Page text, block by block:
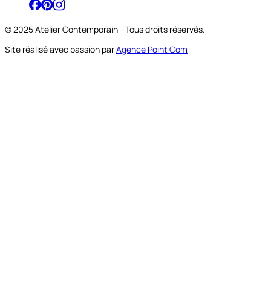
© 2025 Atelier Contemporain - Tous droits réservés.
Site réalisé avec passion parAgence Point Com